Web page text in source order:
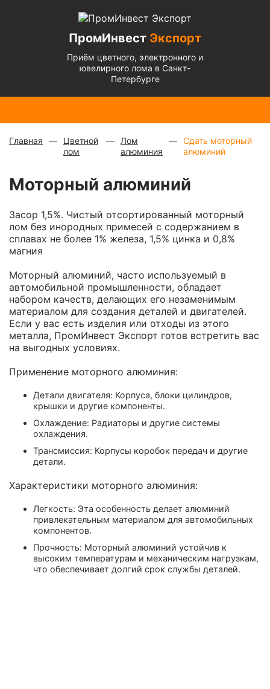
ПромИнвест Экспорт
Приём цветного, электронного и
ювелирного лома в Санкт-
Петербурге
Медь
кг
Радиаторы
310 ₽/кг
Медный
кг
Алюминиевый
₽/кг
Главная
Цветной
лом
Лом
алюминия
Сдать моторный
алюминий
Моторный алюминий
Засор 1,5%. Чистый отсортированный моторный
лом без инородных примесей с содержанием в
сплавах не более 1% железа, 1,5% цинка и 0,8%
магния
Моторный алюминий, часто используемый в
автомобильной промышленности, обладает
набором качеств, делающих его незаменимым
материалом для создания деталей и двигателей.
Если у вас есть изделия или отходы из этого
металла, ПромИнвест Экспорт готов встретить вас
на выгодных условиях.
Применение моторного алюминия:
Детали двигателя: Корпуса, блоки цилиндров,
крышки и другие компоненты.
Охлаждение: Радиаторы и другие системы
охлаждения.
Трансмиссия: Корпусы коробок передач и другие
детали.
Характеристики моторного алюминия:
Легкость: Эта особенность делает алюминий
привлекательным материалом для автомобильных
компонентов.
Прочность: Моторный алюминий устойчив к
высоким температурам и механическим нагрузкам,
что обеспечивает долгий срок службы деталей.